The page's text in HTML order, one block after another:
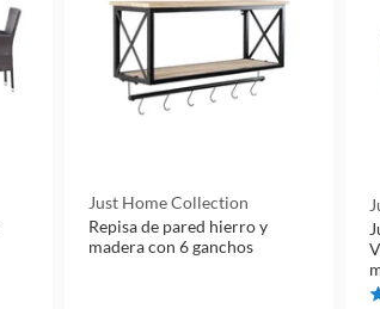
Just Home Collection
Repisa de pared hierro y
madera con 6 ganchos